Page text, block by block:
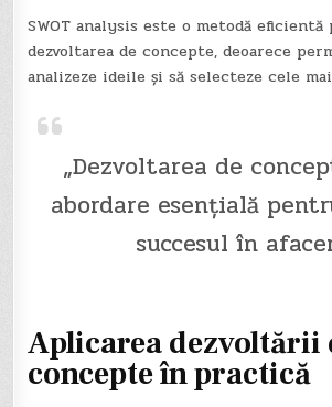
SWOT analysis este o metodă
dezvoltarea de concepte, deoarece
analizeze ideile și să selecteze cele
„Dezvoltarea de
abordare esențială
succesul în
Aplicarea dezvoltării
concepte în practică